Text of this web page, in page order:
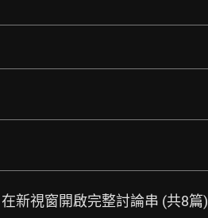
在新視窗開啟完整討論串 (共8篇)